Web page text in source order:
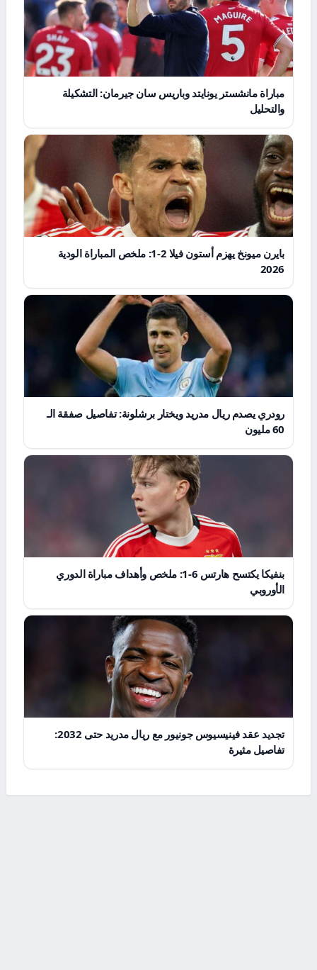
مباراة مانشستر يونايتد وباريس سان جيرمان: التشكيلة
والتحليل
بايرن ميونخ يهزم أستون فيلا 2-1: ملخص المباراة الودية
2026
رودري يصدم ريال مدريد ويختار برشلونة: تفاصيل صفقة الـ
60 مليون
بنفيكا يكتسح هارتس 6-1: ملخص وأهداف مباراة الدوري
الأوروبي
تجديد عقد فينيسيوس جونيور مع ريال مدريد حتى 2032:
تفاصيل مثيرة